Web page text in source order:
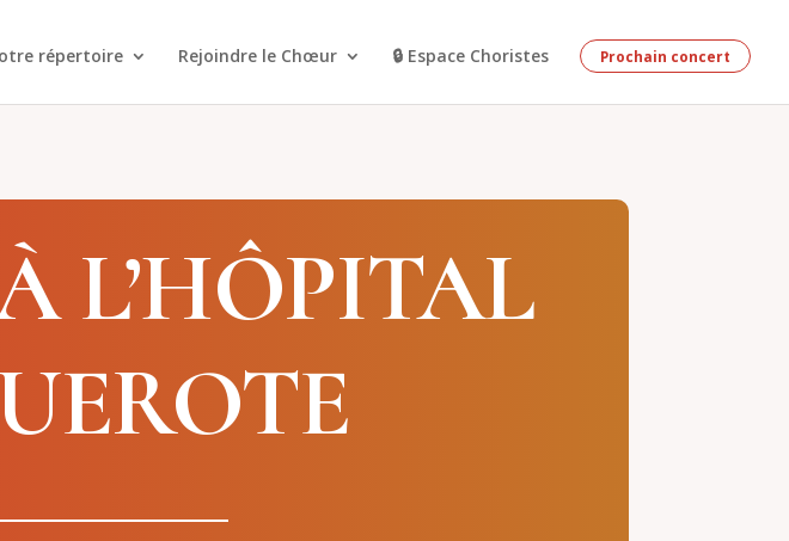
répertoire Rejoindre le Chœur 🔒 Espace Choristes Prochain concert
L’HÔPITAL